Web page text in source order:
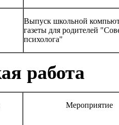
Выпуск школьной
газеты для родителей
психолога"
работа
Мероприятие